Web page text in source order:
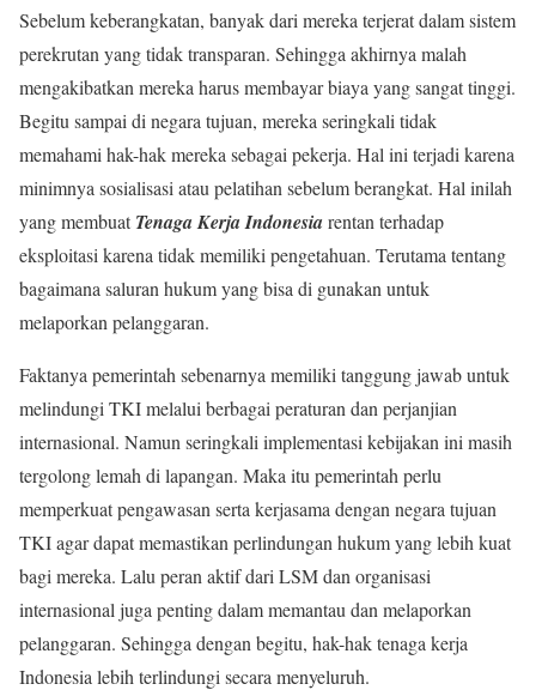
Sebelum keberangkatan, banyak dari mereka terjerat dalam sistem
perekrutan yang tidak transparan. Sehingga akhirnya malah
mengakibatkan mereka harus membayar biaya yang sangat tinggi.
Begitu sampai di negara tujuan, mereka seringkali tidak
memahami hak-hak mereka sebagai pekerja. Hal ini terjadi karena
minimnya sosialisasi atau pelatihan sebelum berangkat. Hal inilah
yang membuatTenaga Kerja Indonesiarentan terhadap
eksploitasi karena tidak memiliki pengetahuan. Terutama tentang
bagaimana saluran hukum yang bisa di gunakan untuk
melaporkan pelanggaran.
Faktanya pemerintah sebenarnya memiliki tanggung jawab untuk
melindungi TKI melalui berbagai peraturan dan perjanjian
internasional. Namun seringkali implementasi kebijakan ini masih
tergolong lemah di lapangan. Maka itu pemerintah perlu
memperkuat pengawasan serta kerjasama dengan negara tujuan
TKI agar dapat memastikan perlindungan hukum yang lebih kuat
bagi mereka. Lalu peran aktif dari LSM dan organisasi
internasional juga penting dalam memantau dan melaporkan
pelanggaran. Sehingga dengan begitu, hak-hak tenaga kerja
Indonesia lebih terlindungi secara menyeluruh.